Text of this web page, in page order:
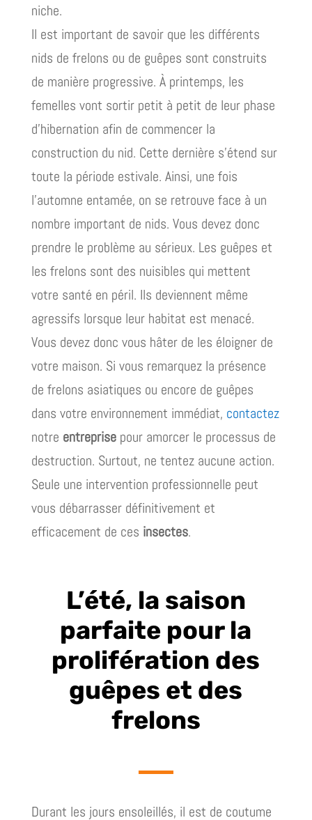
niche.
Il est important de savoir que les différents
nids de frelons ou de guêpes sont construits
de manière progressive. À printemps, les
femelles vont sortir petit à petit de leur phase
d’hibernation afin de commencer la
construction du nid. Cette dernière s’étend sur
toute la période estivale. Ainsi, une fois
l’automne entamée, on se retrouve face à un
nombre important de nids. Vous devez donc
prendre le problème au sérieux. Les guêpes et
les frelons sont des nuisibles qui mettent
votre santé en péril. Ils deviennent même
agressifs lorsque leur habitat est menacé.
Vous devez donc vous hâter de les éloigner de
votre maison. Si vous remarquez la présence
de frelons asiatiques ou encore de guêpes
dans votre environnement immédiat, contactez
notre entreprisepour amorcer le processus de
destruction. Surtout, ne tentez aucune action.
Seule une intervention professionnelle peut
vous débarrasser définitivement et
efficacement de ces insectes.
L’été, la saison
parfaite pour la
prolifération des
guêpes et des
frelons
Durant les jours ensoleillés, il est de coutume